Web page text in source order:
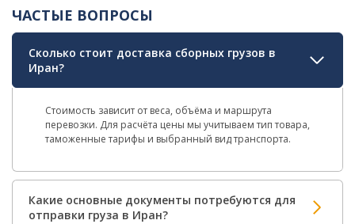
ЧАСТЫЕ ВОПРОСЫ
Сколько стоит доставка сборных грузов в
Иран?
Стоимость зависит от веса, объёма и маршрута
перевозки. Для расчёта цены мы учитываем тип товара,
таможенные тарифы и выбранный вид транспорта.
Какие основные документы потребуются для
отправки груза в Иран?